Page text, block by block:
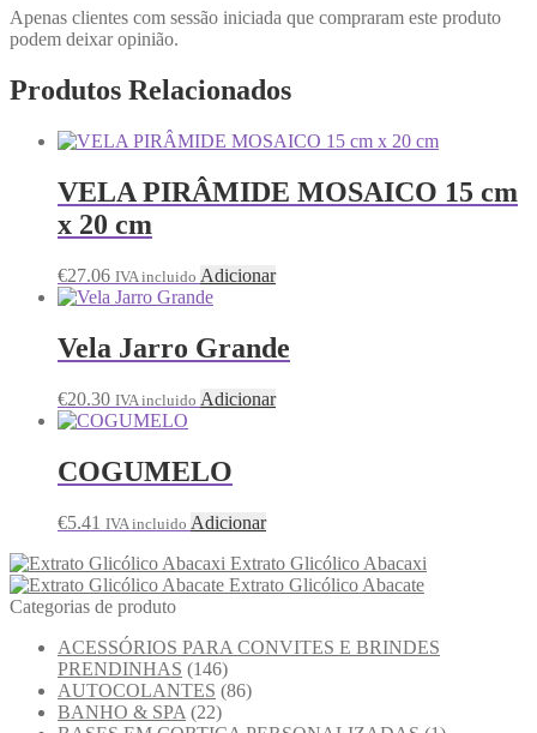
Apenas clientes com sessão iniciada que compraram este produto
podem deixar opinião.
Produtos Relacionados
VELA PIRÂMIDE MOSAICO 15 cm
x 20 cm
€27.06 IVA incluido Adicionar
Vela Jarro Grande
€20.30 IVA incluido Adicionar
COGUMELO
€5.41 IVA incluido Adicionar
Extrato Glicólico Abacaxi
Extrato Glicólico Abacate
Categorias de produto
ACESSÓRIOS PARA CONVITES E BRINDES
PRENDINHAS (146)
AUTOCOLANTES (86)
BANHO & SPA (22)